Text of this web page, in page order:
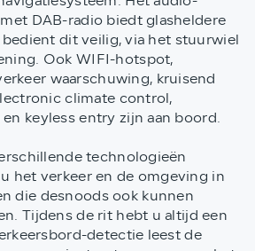
DAB-radio biedt glasheldere
dit veilig, via het stuurwiel
Ook WIFI-hotspot,
waarschuwing, kruisend
climate control,
keyless entry zijn aan boord.
technologieën
het verkeer en de omgeving in
die desnoods ook kunnen
Tijdens de rit hebt u altijd een
detectie leest de